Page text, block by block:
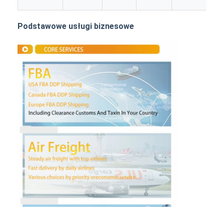
Produkty
O nas
Wycieczka po fabryce
Kontrola jakości
Skontaktuj się z nami
Rozmawiaj teraz.
Podstawowe usługi biznesowe